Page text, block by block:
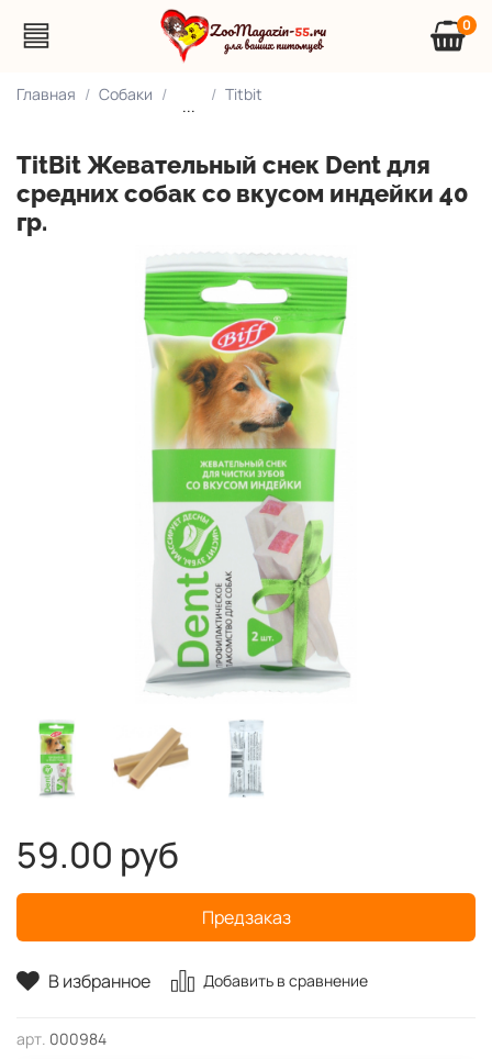
0
Главная Собаки
...
Titbit
TitBit Жевательный снек Dent для
средних собак со вкусом индейки 40
гр.
В избранное Добавить в сравнение
арт. 000984
59.00 руб
Предзаказ